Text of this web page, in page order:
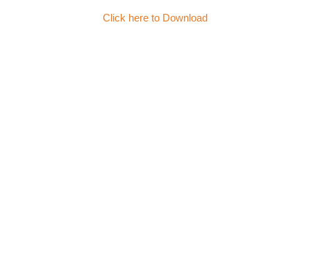
Click here to Download